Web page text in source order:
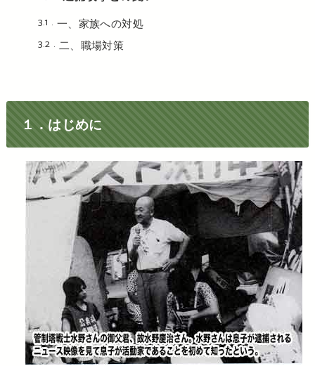
3.1 一、家族への対処
3.2 二、職場対策
１．はじめに